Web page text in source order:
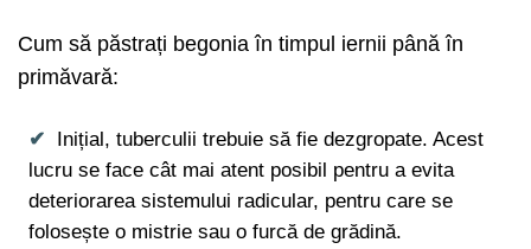
Cum să păstrați begonia în timpul iernii până în
primăvară:
Inițial, tuberculii trebuie să fie dezgropate. Acest
lucru se face cât mai atent posibil pentru a evita
deteriorarea sistemului radicular, pentru care se
folosește o mistrie sau o furcă de grădină.